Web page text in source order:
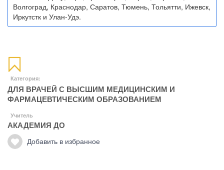
Волгоград, Краснодар, Саратов, Тюмень, Тольятти, Ижевск,
Иркутстк и Улан-Удэ.
Категория:
ДЛЯ ВРАЧЕЙ С ВЫСШИМ МЕДИЦИНСКИМ И
ФАРМАЦЕВТИЧЕСКИМ ОБРАЗОВАНИЕМ
Учитель
АКАДЕМИЯ ДО
Добавить в избранное